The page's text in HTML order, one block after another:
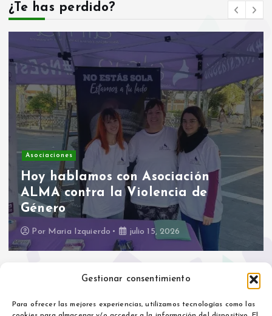
Gestionar consentimiento
Para ofrecer las mejores experiencias, utilizamos tecnologías como las
¿Te has perdido?
Asociaciones
Hoy hablamos con Asociación
ALMA contra la Violencia de
Género
Por Maria Izquierdo julio 15, 2026